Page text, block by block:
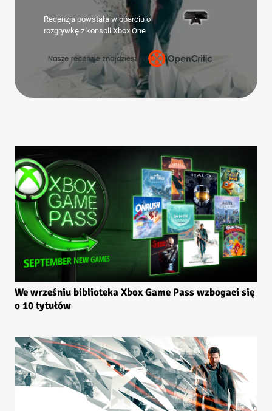
Recenzja powstała w oparciu o
rozgrywkę z konsoli Xbox One
We wrześniu biblioteka Xbox Game Pass wzbogaci się
o 10 tytułów